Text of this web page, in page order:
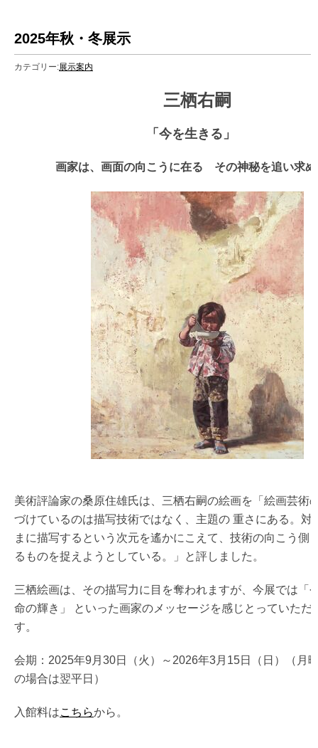
2025年秋・冬展示
カテゴリー:展示案内
三栖右嗣
「今を生きる」
画家は、画面の向こうに在る その神秘を追い求
美術評論家の桑原住雄氏は、三栖右嗣の絵画を「絵画芸術
づけているのは描写技術ではなく、主題の 重さにある。対
まに描写するという次元を遙かにこえて、技術の向こう側
るものを捉えようとしている。」と評しました。
三栖絵画は、その描写力に目を奪われますが、今展では「
命の輝き」 といった画家のメッセージを感じとっていただ
す。
会期：2025年9月30日（火）～2026年3月15日（日）（月
の場合は翌平日）
入館料はこちらから。